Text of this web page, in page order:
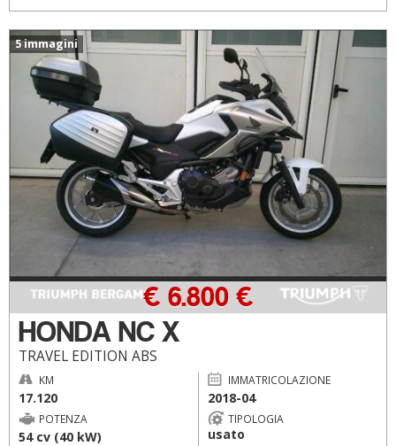
5 immagini
HONDA NC X
TRAVEL EDITION ABS
€ 6.800 €
KM
17.120
IMMATRICOLAZIONE
2018-04
POTENZA
54 cv (40 kW)
TIPOLOGIA
usato